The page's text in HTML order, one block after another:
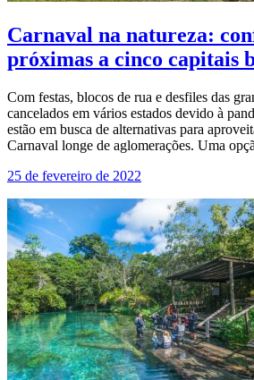
Carnaval na natureza:
próximas a cinco capitais
Com festas, blocos de rua e desfiles das
cancelados em vários estados devido à
estão em busca de alternativas para
Carnaval longe de aglomerações. Uma
25 de fevereiro de 2022